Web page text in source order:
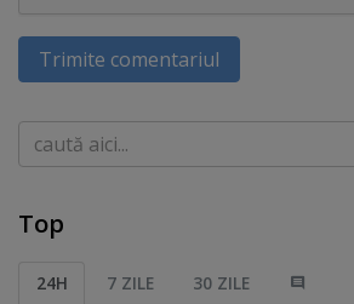
Trimite comentariul
Caută
Top
24H 7 ZILE 30 ZILE